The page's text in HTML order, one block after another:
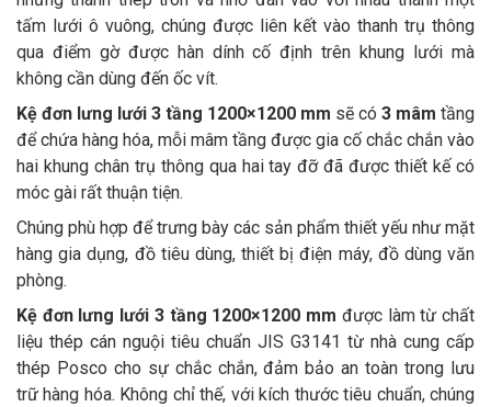
tấm lưới ô vuông, chúng được liên kết vào thanh trụ thông
qua điểm gờ được hàn dính cố định trên khung lưới mà
không cần dùng đến ốc vít.
Kệ đơn lưng lưới 3 tầng 1200×1200 mm sẽ có 3 mâm tầng
để chứa hàng hóa, mỗi mâm tầng được gia cố chắc chắn vào
hai khung chân trụ thông qua hai tay đỡ đã được thiết kế có
móc gài rất thuận tiện.
Chúng phù hợp để trưng bày các sản phẩm thiết yếu như mặt
hàng gia dụng, đồ tiêu dùng, thiết bị điện máy, đồ dùng văn
phòng.
Kệ đơn lưng lưới 3 tầng 1200×1200 mm được làm từ chất
liệu thép cán nguội tiêu chuẩn JIS G3141 từ nhà cung cấp
thép Posco cho sự chắc chắn, đảm bảo an toàn trong lưu
trữ hàng hóa. Không chỉ thế, với kích thước tiêu chuẩn, chúng